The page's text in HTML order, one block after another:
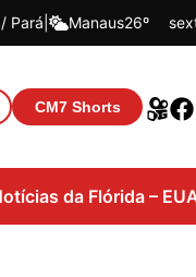
Pará Manaus26º
CM7 Shorts
da Flórida –